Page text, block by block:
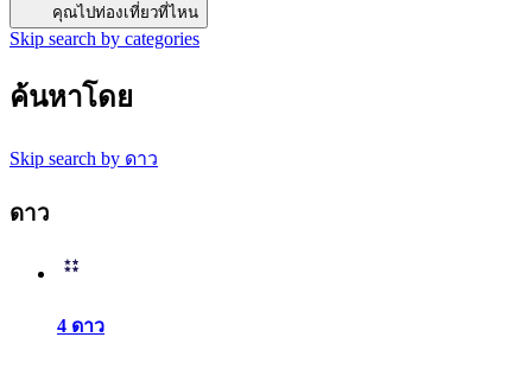
คุณไปท่องเที่ยวที่ไหน
Skip search by categories
ค้นหาโดย
Skip search by ดาว
ดาว
4 ดาว